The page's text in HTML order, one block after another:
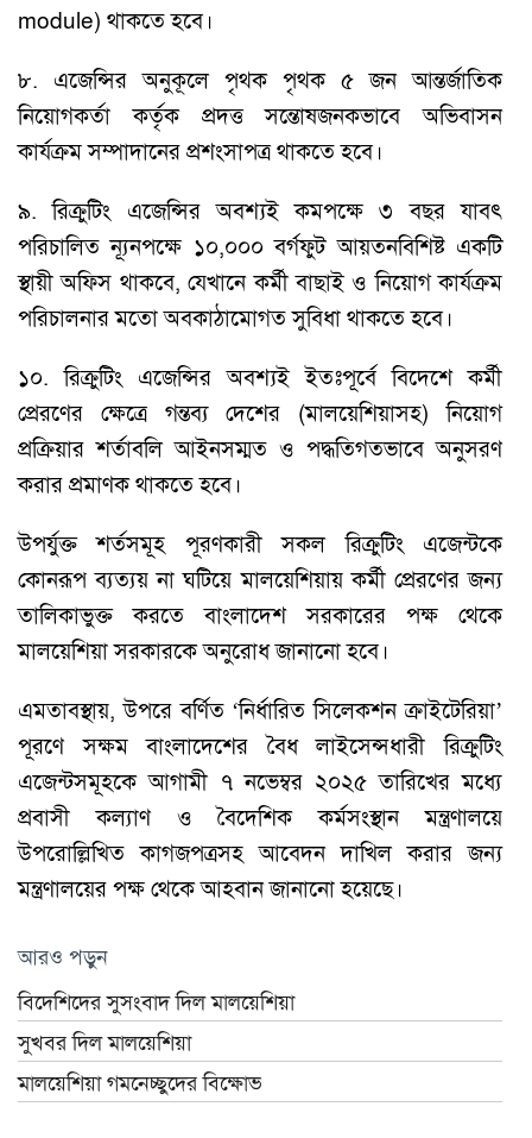
module) থাকতে হবে।
৮. এজেন্সির অনুকূলে পৃথক পৃথক ৫ জন আন্তর্জাতিক
নিয়োগকর্তা কর্তৃক প্রদত্ত সন্তোষজনকভাবে অভিবাসন
কার্যক্রম সম্পাদানের প্রশংসাপত্র থাকতে হবে।
৯. রিক্রুটিং এজেন্সির অবশ্যই কমপক্ষে ৩ বছর যাবৎ
পরিচালিত ন্যূনপক্ষে ১০,০০০ বর্গফুট আয়তনবিশিষ্ট একটি
স্থায়ী অফিস থাকবে, যেখানে কর্মী বাছাই ও নিয়োগ কার্যক্রম
পরিচালনার মতো অবকাঠামোগত সুবিধা থাকতে হবে।
১০. রিক্রুটিং এজেন্সির অবশ্যই ইতঃপূর্বে বিদেশে কর্মী
প্রেরণের ক্ষেত্রে গন্তব্য দেশের (মালয়েশিয়াসহ) নিয়োগ
প্রক্রিয়ার শর্তাবলি আইনসম্মত ও পদ্ধতিগতভাবে অনুসরণ
করার প্রমাণক থাকতে হবে।
উপর্যুক্ত শর্তসমূহ পূরণকারী সকল রিক্রুটিং এজেন্টকে
কোনরূপ ব্যত্যয় না ঘটিয়ে মালয়েশিয়ায় কর্মী প্রেরণের জন্য
তালিকাভুক্ত করতে বাংলাদেশ সরকারের পক্ষ থেকে
মালয়েশিয়া সরকারকে অনুরোধ জানানো হবে।
এমতাবস্থায়, উপরে বর্ণিত ‘নির্ধারিত সিলেকশন ক্রাইটেরিয়া’
পূরণে সক্ষম বাংলাদেশের বৈধ লাইসেন্সধারী রিক্রুটিং
এজেন্টসমূহকে আগামী ৭ নভেম্বর ২০২৫ তারিখের মধ্যে
প্রবাসী কল্যাণ ও বৈদেশিক কর্মসংস্থান মন্ত্রণালয়ে
উপরোল্লিখিত কাগজপত্রসহ আবেদন দাখিল করার জন্য
মন্ত্রণালয়ের পক্ষ থেকে আহবান জানানো হয়েছে।
আরও পড়ুন
বিদেশিদের সুসংবাদ দিল মালয়েশিয়া
সুখবর দিল মালয়েশিয়া
মালয়েশিয়া গমনেচ্ছুদের বিক্ষোভ